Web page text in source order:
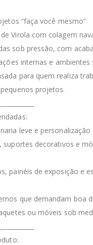
“faça você mesmo”
Virola com colagem
sob pressão, com
internas e ambientes
para quem realiza
projetos.
leve e personalização
suportes decorativos e
painéis de exposição e
que demandam boa
ou móveis sob